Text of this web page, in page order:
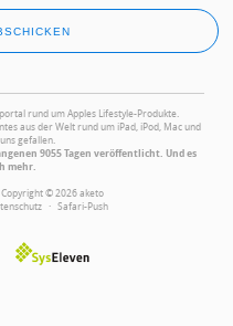
rund um Apples Lifestyle-Produkte.
aus der Welt rund um iPad, iPod, Mac und
gefallen.
9055 Tagen veröffentlicht. Und es
mehr.
© 2026 aketo
· Safari-Push